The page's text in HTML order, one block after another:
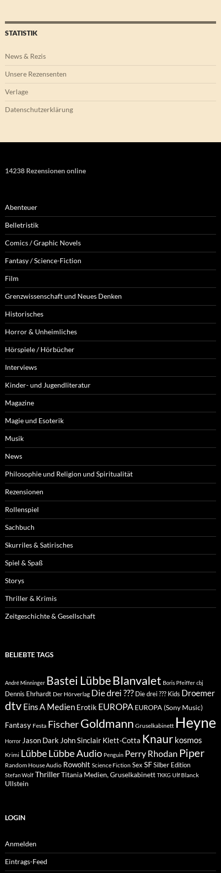
STATISTIK
News & Rezis
Unsere Rezensenten
Verlage
Datenschutzerklärung
14238 Rezensionen online
Abenteuer
Belletristik
Comics / Graphic Novels
Fantasy / Science-Fiction
Film
Grenzwissenschaft und Neues Denken
Historisches
Horror & Unheimliches
Hörspiele / Hörbücher
Interviews
Kinder- und Jugendliteratur
Magazine
Magie und Esoterik
Musik
News
Philosophie und Religion und Spiritualität
Rezensionen
Rollenspiel
Sachbuch
Skurriles & Satirisches
Spiel & Spaß
Storys
Thriller & Krimis
Zeitgeschichte & Gesellschaft
BELIEBTE TAGS
André Minninger Bastei Lübbe Blanvalet Boris Pfeiffer cbj
Dennis Ehrhardt Der Hörverlag Die drei ??? Die drei ??? Kids Droemer
dtvEins A Medien Erotik EUROPA EUROPA (Sony Music)
Fantasy Festa FischerGoldmann Gruselkabinett Heyne
Horror Jason Dark John Sinclair Klett-Cotta Knaur kosmos
Krimi LübbeLübbe Audio Penguin Perry Rhodan Piper
Random House Audio Rowohlt Science Fiction Sex SFSilber Edition
Stefan Wolf ThrillerTitania Medien, Gruselkabinett TKKG Ulf Blanck
Ullstein
LOGIN
Anmelden
Eintrags-Feed